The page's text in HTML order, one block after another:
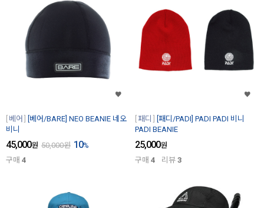
베어
[베어/BARE] NEO BEANIE 네오
비니
45,000원 50,000원 10%
구매 4
패디
[패디/PADI] PADI PADI 비니
PADI BEANIE
25,000원
구매 4 리뷰 3